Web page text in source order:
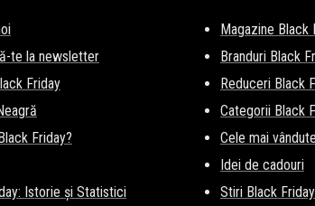
te la newsletter
Friday
Friday?
Istorie și Statistici
Magazine Black
Branduri Black
Reduceri Black
Categorii Black
Cele mai
Idei de cadouri
Stiri Black Friday